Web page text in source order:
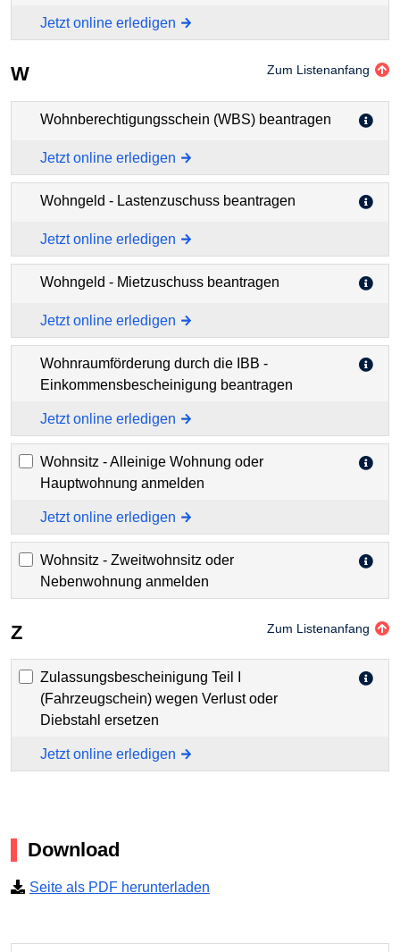
Jetzt online erledigen
W Zum Listenanfang
Wohnberechtigungsschein (WBS) beantragen
Jetzt online erledigen
Wohngeld - Lastenzuschuss beantragen
Jetzt online erledigen
Wohngeld - Mietzuschuss beantragen
Jetzt online erledigen
Wohnraumförderung durch die IBB -
Einkommensbescheinigung beantragen
Jetzt online erledigen
Wohnsitz - Alleinige Wohnung oder
Hauptwohnung anmelden
Jetzt online erledigen
Wohnsitz - Zweitwohnsitz oder
Nebenwohnung anmelden
Z Zum Listenanfang
Zulassungsbescheinigung Teil I
(Fahrzeugschein) wegen Verlust oder
Diebstahl ersetzen
Jetzt online erledigen
Download
Seite als PDF herunterladen